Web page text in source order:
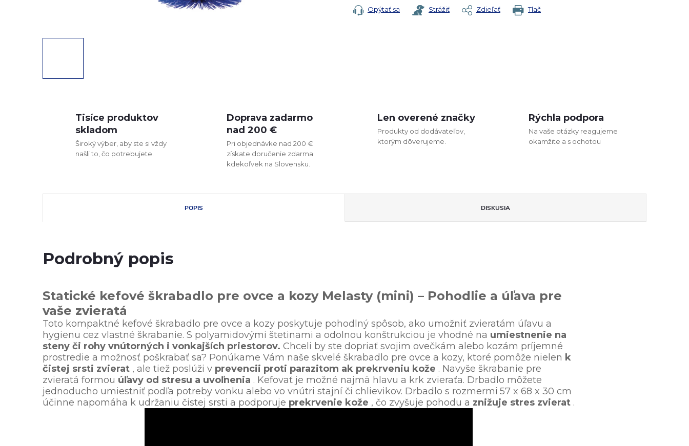
Tlač
Opýtať sa Strážiť Zdieľať
Tisíce produktov
skladom
Široký výber, aby ste si vždy
našli to, čo potrebujete.
Doprava zadarmo
nad 200 €
Pri objednávke nad 200 €
získate doručenie zdarma
kdekoľvek na Slovensku.
Len overené značky
Produkty od dodávateľov,
ktorým dôverujeme.
Rýchla podpora
Na vaše otázky reagujeme
okamžite a s ochotou
POPIS DISKUSIA
Podrobný popis
Statické kefové škrabadlo pre ovce a kozy Melasty (mini) – Pohodlie a úľava pre
vaše zvieratá
Toto kompaktné kefové škrabadlo pre ovce a kozy poskytuje pohodlný spôsob, ako umožniť zvieratám úľavu a
hygienu cez vlastné škrabanie. S polyamidovými štetinami a odolnou konštrukciou je vhodné na umiestnenie na
steny či rohy vnútorných i vonkajších priestorov. Chceli by ste dopriať svojim ovečkám alebo kozám príjemné
prostredie a možnosť poškrabať sa? Ponúkame Vám naše skvelé škrabadlo pre ovce a kozy, ktoré pomôže nielen k
čistej srsti zvierat , ale tiež poslúži v prevencii proti parazitom ak prekrveniu kože . Navyše škrabanie pre
zvieratá formou úľavy od stresu a uvoľnenia . Kefovať je možné najmä hlavu a krk zvieraťa. Drbadlo môžete
jednoducho umiestniť podľa potreby vonku alebo vo vnútri stajní či chlievikov. Drbadlo s rozmermi 57 x 68 x 30 cm
účinne napomáha k udržaniu čistej srsti a podporuje prekrvenie kože , čo zvyšuje pohodu a znižuje stres zvierat .